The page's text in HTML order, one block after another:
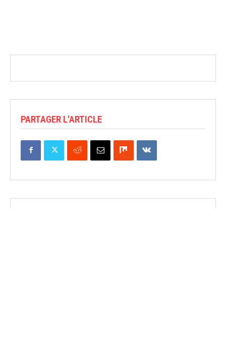
PARTAGER L'ARTICLE